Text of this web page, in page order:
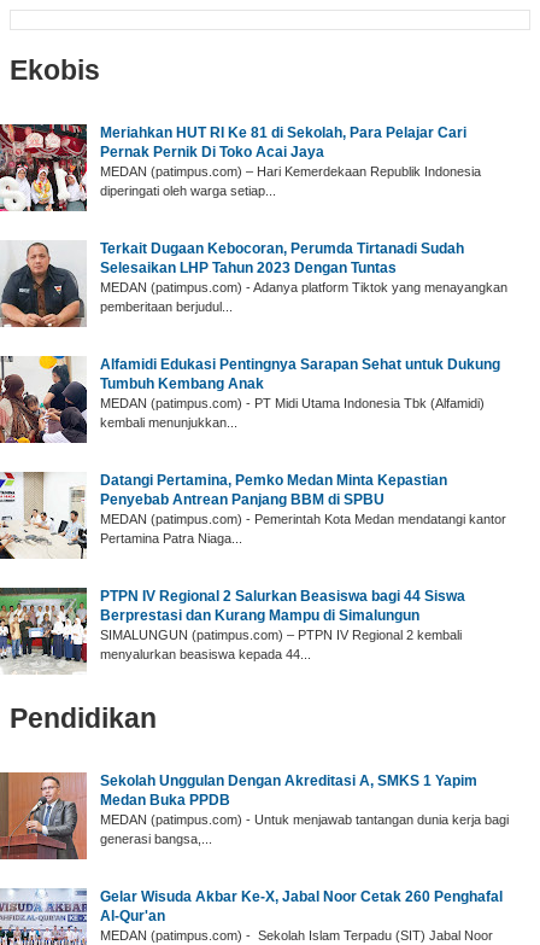
Ekobis
Meriahkan HUT RI Ke 81 di Sekolah, Para Pelajar Cari
Pernak Pernik Di Toko Acai Jaya
MEDAN (patimpus.com) – Hari Kemerdekaan Republik Indonesia
diperingati oleh warga setiap...
Terkait Dugaan Kebocoran, Perumda Tirtanadi Sudah
Selesaikan LHP Tahun 2023 Dengan Tuntas
MEDAN (patimpus.com) - Adanya platform Tiktok yang menayangkan
pemberitaan berjudul...
Alfamidi Edukasi Pentingnya Sarapan Sehat untuk Dukung
Tumbuh Kembang Anak
MEDAN (patimpus.com) - PT Midi Utama Indonesia Tbk (Alfamidi)
kembali menunjukkan...
Datangi Pertamina, Pemko Medan Minta Kepastian
Penyebab Antrean Panjang BBM di SPBU
MEDAN (patimpus.com) - Pemerintah Kota Medan mendatangi kantor
Pertamina Patra Niaga...
PTPN IV Regional 2 Salurkan Beasiswa bagi 44 Siswa
Berprestasi dan Kurang Mampu di Simalungun
SIMALUNGUN (patimpus.com) – PTPN IV Regional 2 kembali
menyalurkan beasiswa kepada 44...
Pendidikan
‎Sekolah Unggulan Dengan Akreditasi A, SMKS 1 Yapim
Medan Buka PPDB
‎MEDAN (patimpus.com) - Untuk menjawab tantangan dunia kerja bagi
generasi bangsa,...
‎Gelar Wisuda Akbar Ke-X, Jabal Noor Cetak 260 Penghafal
Al-Qur'an ‎
‎MEDAN (patimpus.com) - Sekolah Islam Terpadu (SIT) Jabal Noor